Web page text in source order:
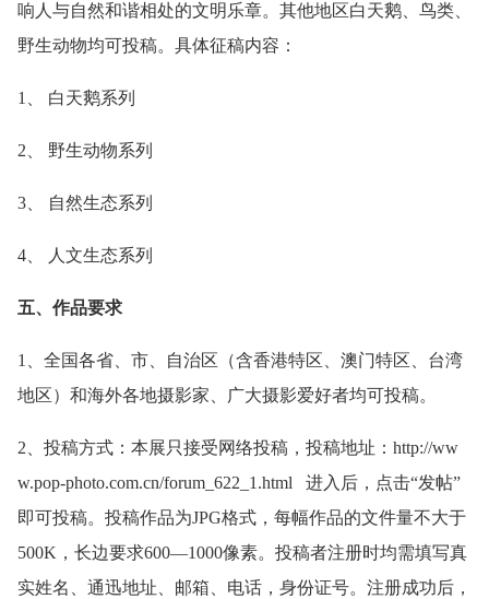
响人与自然和谐相处的文明乐章。其他地区白天鹅、鸟类、
野生动物均可投稿。具体征稿内容：
1、 白天鹅系列
2、 野生动物系列
3、 自然生态系列
4、 人文生态系列
五、作品要求
1、全国各省、市、自治区（含香港特区、澳门特区、台湾
地区）和海外各地摄影家、广大摄影爱好者均可投稿。
2、投稿方式：本展只接受网络投稿，投稿地址：http://ww
w.pop-photo.com.cn/forum_622_1.html 进入后，点击“发帖”
即可投稿。投稿作品为JPG格式，每幅作品的文件量不大于
500K，长边要求600—1000像素。投稿者注册时均需填写真
实姓名、通迅地址、邮箱、电话，身份证号。注册成功后，